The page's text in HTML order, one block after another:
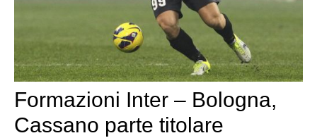
Formazioni Inter – Bologna,
Cassano parte titolare